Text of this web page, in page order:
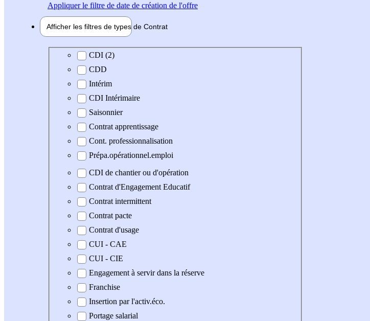
Appliquerle filtre de date de création de l'offre
Afficher les filtres de types de Contrat
Type de contrat
CDI (2)
CDD
Intérim
CDI Intérimaire
Saisonnier
Contrat apprentissage
Cont. professionnalisation
Prépa.opérationnel.emploi
CDI de chantier ou d'opération
Contrat d'Engagement Educatif
Contrat intermittent
Contrat pacte
Contrat d'usage
CUI - CAE
CUI - CIE
Engagement à servir dans la réserve
Franchise
Insertion par l'activ.éco.
Portage salarial